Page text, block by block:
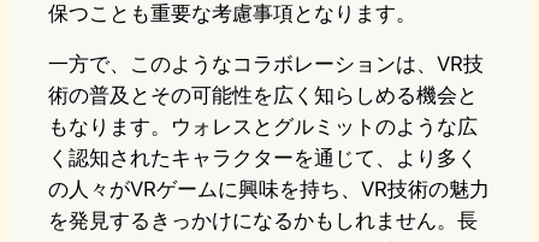
保つことも重要な考慮事項となります。
一方で、このようなコラボレーションは、VR技
術の普及とその可能性を広く知らしめる機会と
もなります。ウォレスとグルミットのような広
く認知されたキャラクターを通じて、より多く
の人々がVRゲームに興味を持ち、VR技術の魅力
を発見するきっかけになるかもしれません。長